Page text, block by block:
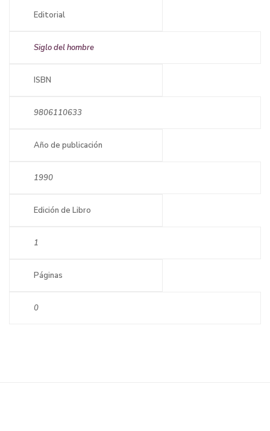
Editorial
Siglo del hombre
ISBN
9806110633
Año de publicación
1990
Edición de Libro
1
Páginas
0